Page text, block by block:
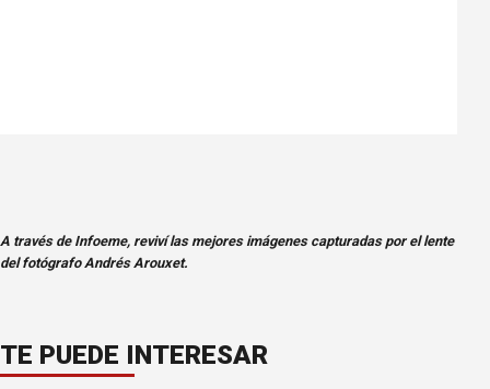
A través de Infoeme, reviví las mejores imágenes capturadas por el lente
del fotógrafo Andrés Arouxet.
TE PUEDE INTERESAR